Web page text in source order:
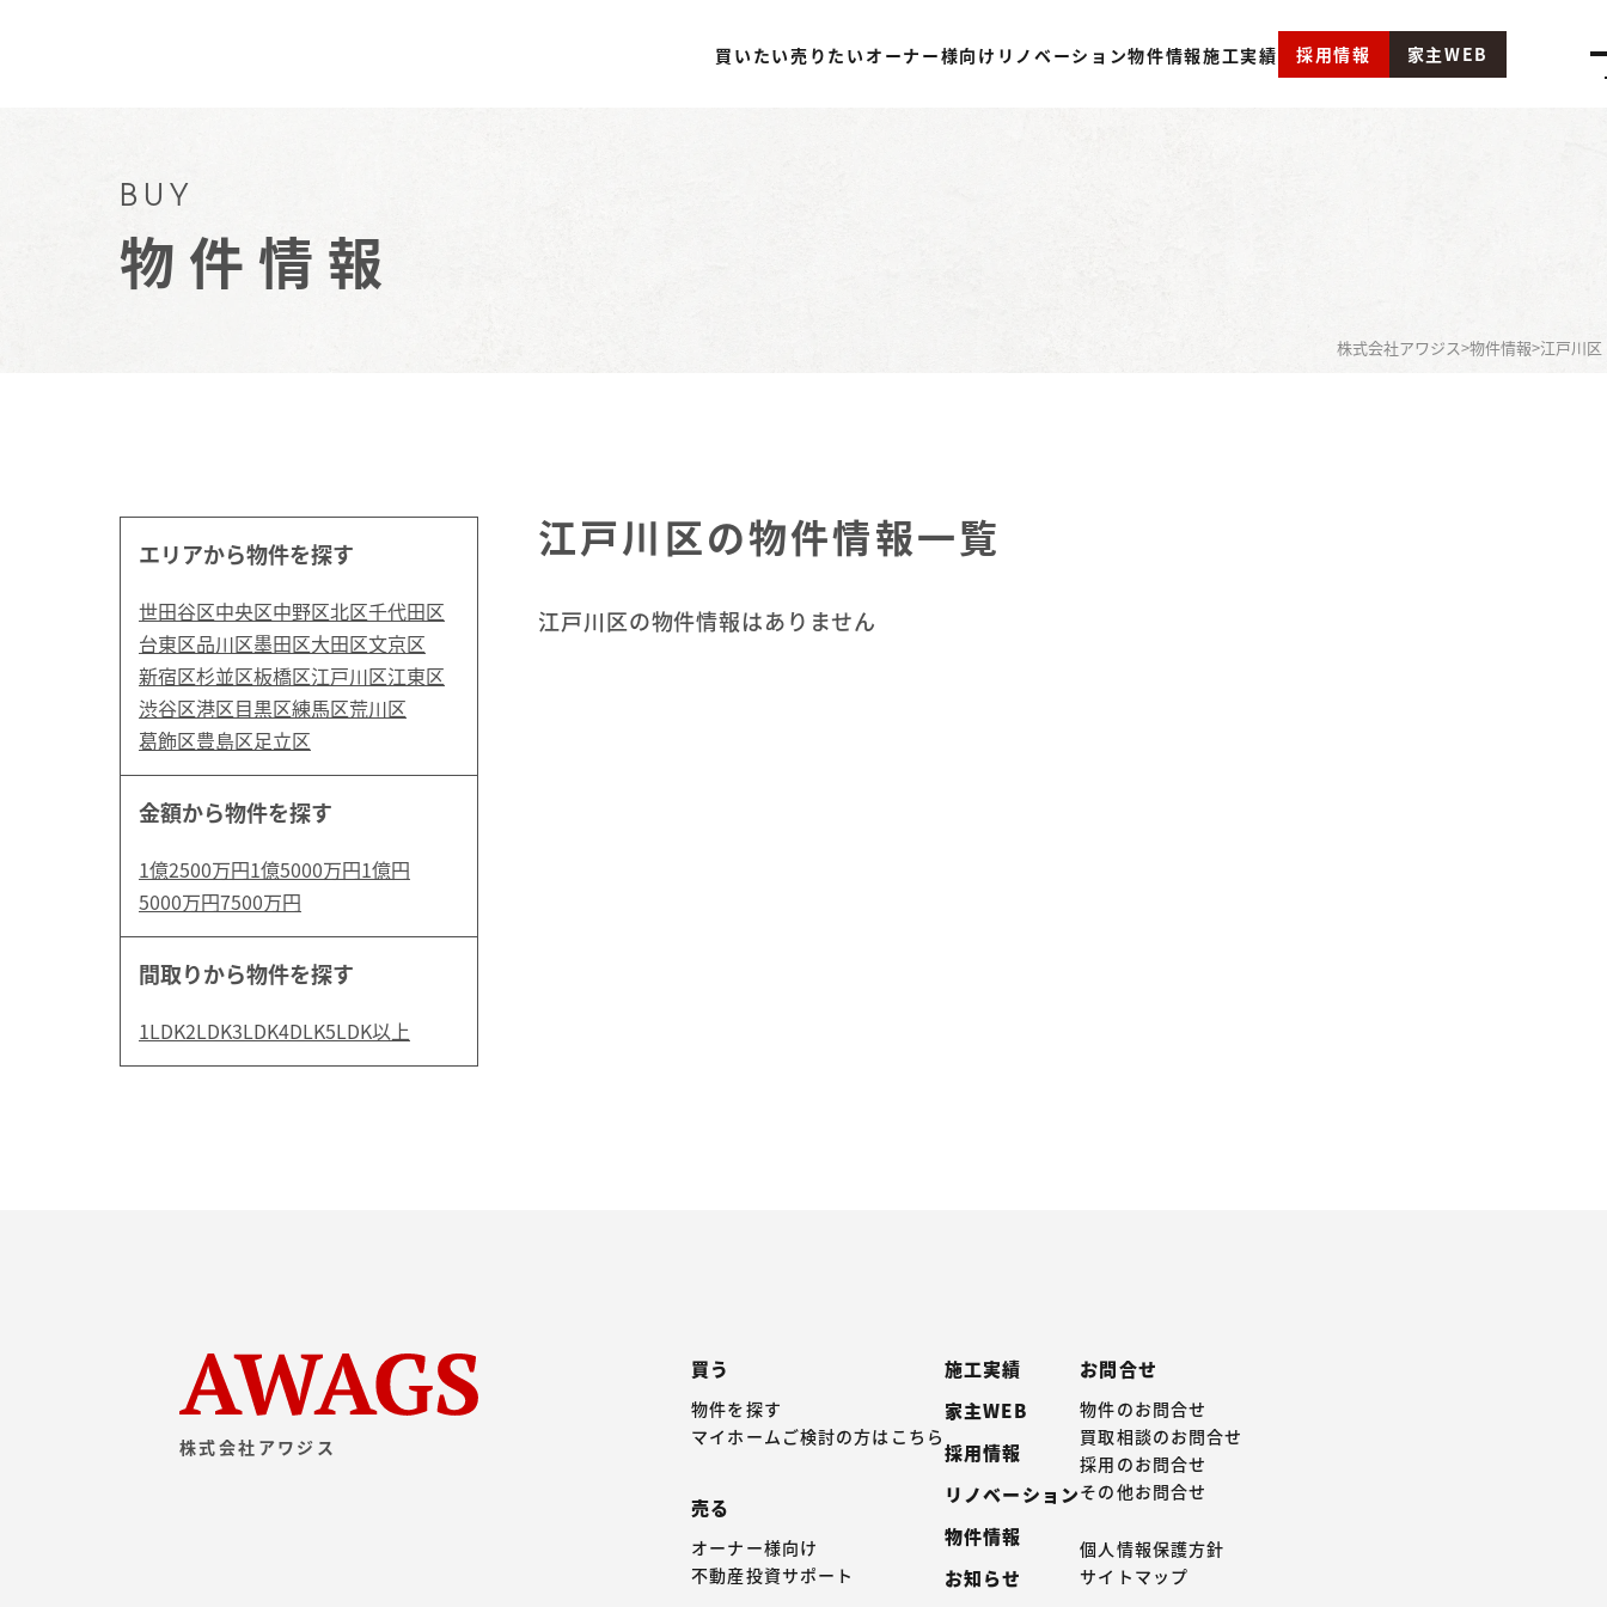
買いたい売りたい オーナー様向け リノベーション物件情報施工実績 採用情報 家主WEB
BUY
物件情報
株式会社アワジス>物件情報>江戸川区
エリアから物件を探す
世田谷区中央区中野区北区千代田区
台東区品川区墨田区大田区文京区
新宿区杉並区板橋区江戸川区江東区
渋谷区港区目黒区練馬区荒川区
葛飾区豊島区足立区
金額から物件を探す
1億2500万円1億5000万円1億円
5000万円7500万円
間取りから物件を探す
1LDK2LDK3LDK4DLK5LDK以上
江戸川区の物件情報一覧
江戸川区の物件情報はありません
株式会社アワジス
買う
物件を探す
マイホームご検討の方はこちら
売る
オーナー様向け
不動産投資サポート
施工実績
家主WEB
採用情報
リノベーション
物件情報
お知らせ
お問合せ
物件のお問合せ
買取相談のお問合せ
採用のお問合せ
その他お問合せ
個人情報保護方針
サイトマップ